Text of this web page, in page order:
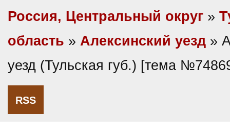
Россия, Центральный округ »
область » Алексинский уезд »
уезд (Тульская губ.) [тема
RSS